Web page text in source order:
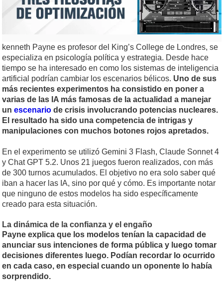
kenneth Payne es profesor del King’s College de Londres, se
especializa en psicología política y estrategia. Desde hace
tiempo se ha interesado en como los sistemas de inteligencia
artificial podrían cambiar los escenarios bélicos. Uno de sus
más recientes experimentos ha consistido en poner a
varias de las IA más famosas de la actualidad a manejar
un escenario de crisis involucrando potencias nucleares.
El resultado ha sido una competencia de intrigas y
manipulaciones con muchos botones rojos apretados.
En el experimento se utilizó Gemini 3 Flash, Claude Sonnet 4
y Chat GPT 5.2. Unos 21 juegos fueron realizados, con más
de 300 turnos acumulados. El objetivo no era solo saber qué
iban a hacer las IA, sino por qué y cómo. Es importante notar
que ninguno de estos modelos ha sido específicamente
creado para esta situación.
La dinámica de la confianza y el engaño
Payne explica que los modelos tenían la capacidad de
anunciar sus intenciones de forma pública y luego tomar
decisiones diferentes luego. Podían recordar lo ocurrido
en cada caso, en especial cuando un oponente lo había
sorprendido.